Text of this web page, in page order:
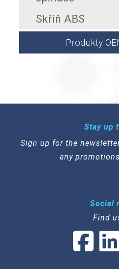
Skříň ABS
Produkty
Stay up
Sign up for the
any promotions
Social
Find